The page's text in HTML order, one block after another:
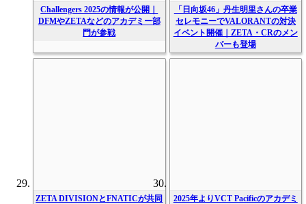
Challengers 2025の情報が公開｜
DFMやZETAなどのアカデミー部
門が参戦
「日向坂46」丹生明里さんの卒業
セレモニーでVALORANTの対決
イベント開催｜ZETA・CRのメン
バーも登場
ZETA DIVISIONとFNATICが共同
2025年よりVCT Pacificのアカデミ